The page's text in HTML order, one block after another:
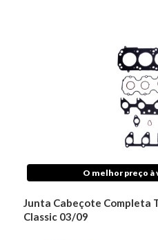
O melhor preço
Junta Cabeçote Completa
Classic 03/09